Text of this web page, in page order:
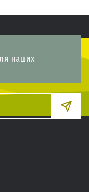
наших